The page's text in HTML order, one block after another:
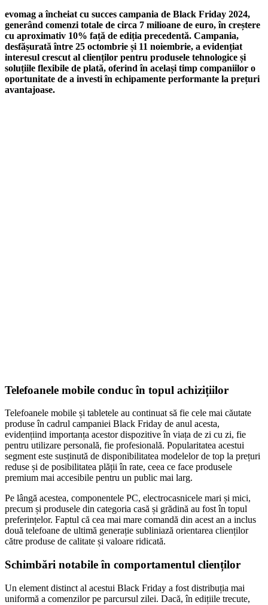
evomag a încheiat cu succes campania de Black Friday 2024,
generând comenzi totale de circa 7 milioane de euro, în creștere
cu aproximativ 10% față de ediția precedentă. Campania,
desfășurată între 25 octombrie și 11 noiembrie, a evidențiat
interesul crescut al clienților pentru produsele tehnologice și
soluțiile flexibile de plată, oferind în același timp companiilor o
oportunitate de a investi în echipamente performante la prețuri
avantajoase.
Telefoanele mobile conduc în topul achizițiilor
Telefoanele mobile și tabletele au continuat să fie cele mai căutate
produse în cadrul campaniei Black Friday de anul acesta,
evidențiind importanța acestor dispozitive în viața de zi cu zi, fie
pentru utilizare personală, fie profesională. Popularitatea acestui
segment este susținută de disponibilitatea modelelor de top la prețuri
reduse și de posibilitatea plății în rate, ceea ce face produsele
premium mai accesibile pentru un public mai larg.
Pe lângă acestea, componentele PC, electrocasnicele mari și mici,
precum și produsele din categoria casă și grădină au fost în topul
preferințelor. Faptul că cea mai mare comandă din acest an a inclus
două telefoane de ultimă generație subliniază orientarea clienților
către produse de calitate și valoare ridicată.
Schimbări notabile în comportamentul clienților
Un element distinct al acestui Black Friday a fost distribuția mai
uniformă a comenzilor pe parcursul zilei. Dacă, în edițiile trecute,